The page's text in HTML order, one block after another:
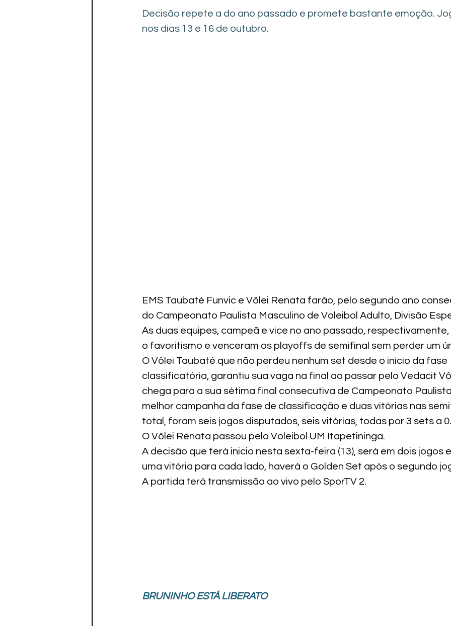
Decisão repete a do ano passado e promete bastante emoção.
nos dias 13 e 16 de outubro.
EMS Taubaté Funvic e Vôlei Renata farão, pelo segundo ano
do Campeonato Paulista Masculino de Voleibol Adulto, Divisão
As duas equipes, campeã e vice no ano passado,
o favoritismo e venceram os playoffs de semifinal sem perder um
O Vôlei Taubaté que não perdeu nenhum set desde o inicio da fase
classificatória, garantiu sua vaga na final ao passar pelo Vedacit
chega para a sua sétima final consecutiva de Campeonato
melhor campanha da fase de classificação e duas vitórias nas
total, foram seis jogos disputados, seis vitórias, todas por 3 sets a 0.
O Vôlei Renata passou pelo Voleibol UM Itapetininga.
A decisão que terá inicio nesta sexta-feira (13), será em dois jogos
uma vitória para cada lado, haverá o Golden Set após o segundo
A partida terá transmissão ao vivo pelo SporTV 2.
BRUNINHO ESTÁ LIBERATO